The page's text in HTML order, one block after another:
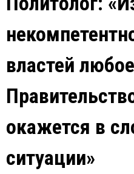
властей
окажется в
ситуации»